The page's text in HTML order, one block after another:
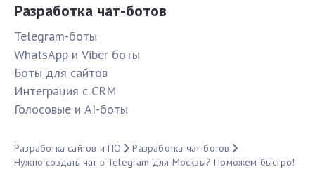
Разработка чат-ботов
Telegram-боты
WhatsApp и Viber боты
Боты для сайтов
Интеграция с CRM
Голосовые и AI-боты
Разработка сайтов и ПО
Разработка чат-ботов
Нужно создать чат в Telegram для Москвы? Поможем быстро!